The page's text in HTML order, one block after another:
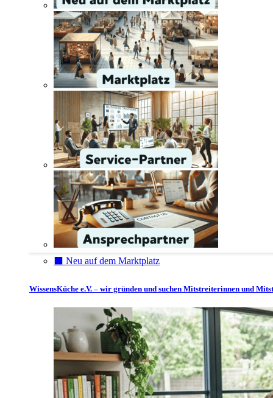
⬛️ Neu auf dem Marktplatz
WissensKüche e.V. – wir gründen und suchen Mitstreiterinnen und